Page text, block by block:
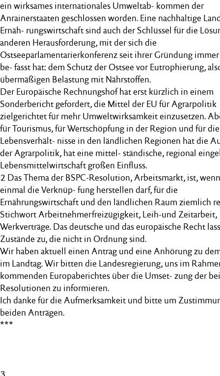
ein wirksames internationales Umweltab- kommen der
Anrainerstaaten geschlossen worden. Eine nachhaltige
Ernäh- rungswirtschaft sind auch der Schlüssel für die
anderen Herausforderung, mit der sich die
Ostseeparlamentarierkonferenz seit ihrer Gründung
be- fasst hat: dem Schutz der Ostsee vor Eutrophierung,
übermäßigen Belastung mit Nährstoffen.
Der Europäische Rechnungshof hat erst kürzlich in einem
Sonderbericht gefordert, die Mittel der EU für Agrarpolitik
zielgerichtet für mehr Umweltwirksamkeit einzusetzen.
für Tourismus, für Wertschöpfung in der Region und für die
Lebensverhält- nisse in den ländlichen Regionen hat die
der Agrarpolitik, hat eine mittel- ständische, regional
Lebensmittelwirtschaft großen Einfluss.
2 Das Thema der BSPC-Resolution, Arbeitsmarkt, ist,
einmal die Verknüp- fung herstellen darf, für die
Ernährungswirtschaft und den ländlichen Raum ziemlich
Stichwort Arbeitnehmerfreizügigkeit, Leih-und Zeitarbeit,
Werkverträge. Das deutsche und das europäische Recht
Zustände zu, die nicht in Ordnung sind.
Wir haben aktuell einen Antrag und eine Anhörung zu
im Landtag. Wir bitten die Landesregierung, uns im
kommenden Europaberichtes über die Umset- zung der
Resolutionen zu informieren.
Ich danke für die Aufmerksamkeit und bitte um
beiden Anträgen.
***
3